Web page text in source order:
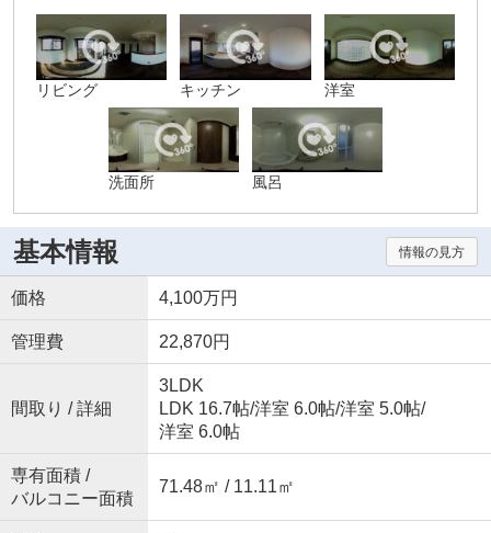
リビング キッチン 洋室
洗面所 風呂
基本情報 情報の見方
価格 4,100万円
管理費 22,870円
間取り / 詳細
3LDK
LDK 16.7帖/洋室 6.0帖/洋室 5.0帖/
洋室 6.0帖
専有面積 /
バルコニー面積
71.48㎡ / 11.11㎡